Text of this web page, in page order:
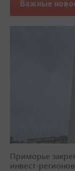
Важные
Приморье
инвест-